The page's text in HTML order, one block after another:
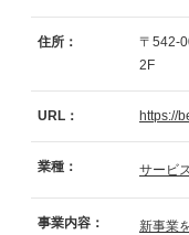
住所： 〒542-
2F
URL： https://
業種： サービ
事業内容： 新事業